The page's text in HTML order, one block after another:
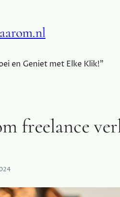
en Geniet met Elke Klik!"
freelance